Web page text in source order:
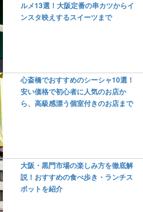
ルメ13選！大阪定番の串カツからイ
ンスタ映えするスイーツまで
心斎橋でおすすめのシーシャ10選！
安い価格で初心者に人気のお店か
ら、高級感漂う個室付きのお店まで
大阪・黒門市場の楽しみ方を徹底解
説！おすすめの食べ歩き・ランチス
ポットを紹介